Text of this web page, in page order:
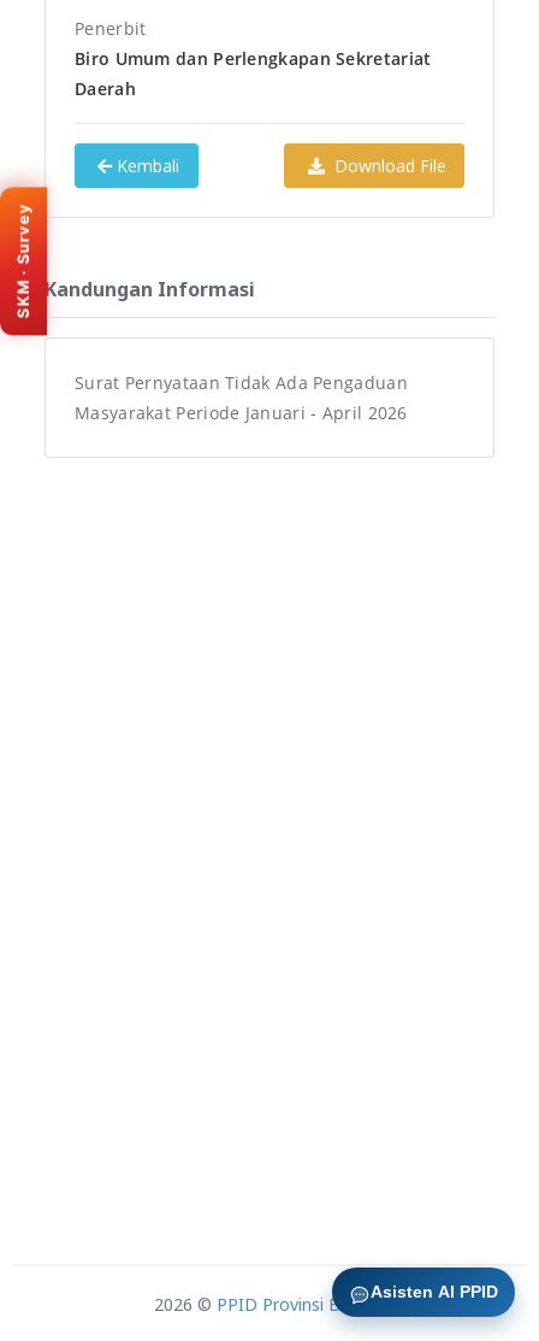
Penerbit
Biro Umum dan Perlengkapan Sekretariat
Daerah
Kembali Download File
Kandungan Informasi
Surat Pernyataan Tidak Ada Pengaduan
Masyarakat Periode Januari - April 2026
2026 © PPID Provinsi Banten
SKM · Survey
KEMENPAN · SKM
Survey Kepuasan
Banten. Isi survey melalui
portal resmi SKM (tab
baru).
Isi survey sekarang
Asisten AI PPID